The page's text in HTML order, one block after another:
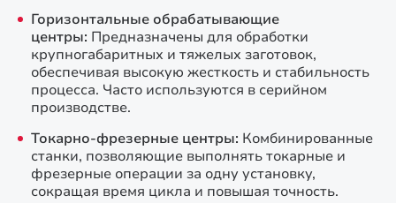
Горизонтальные обрабатывающие
центры: Предназначены для обработки
крупногабаритных и тяжелых заготовок,
обеспечивая высокую жесткость и стабильность
процесса. Часто используются в серийном
производстве.
Токарно-фрезерные центры: Комбинированные
станки, позволяющие выполнять токарные и
фрезерные операции за одну установку,
сокращая время цикла и повышая точность.